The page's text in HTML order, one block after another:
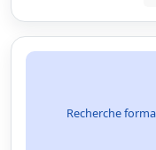
Recherche